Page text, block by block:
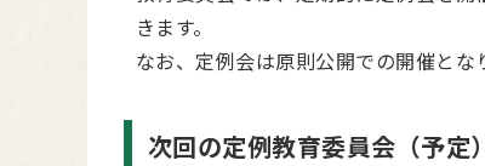
きます。
なお、定例会は原則公開での開催とな
次回の定例教育委員会（予定）